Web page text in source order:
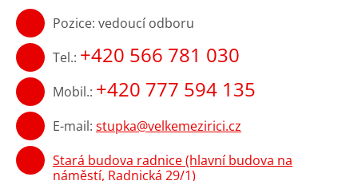
Pozice: vedoucí odboru
Tel.: +420 566 781 030
Mobil.: +420 777 594 135
E-mail: stupka@velkemezirici.cz
Stará budova radnice (hlavní budova na
náměstí, Radnická 29/1)